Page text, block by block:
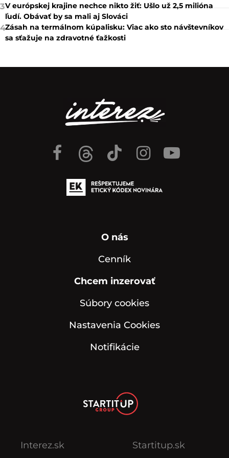
3V európskej krajine nechce nikto žiť: Ušlo už 2,5 milióna
ľudí. Obávať by sa mali aj Slováci
4Zásah na termálnom kúpalisku: Viac ako sto návštevníkov
sa sťažuje na zdravotné ťažkosti
O nás
Cenník
Chcem inzerovať
Súbory cookies
Nastavenia Cookies
Notifikácie
Interez.sk
Startitup.sk